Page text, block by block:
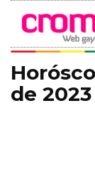
de 2023